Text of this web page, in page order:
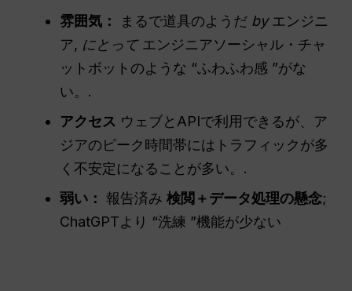
雰囲気：
まるで道具のようだ byエンジニ
ア, にとってエンジニアソーシャル・チャ
ットボットのような “ふわふわ感 ”がな
い。.
アクセス ウェブとAPIで利用できるが、ア
ジアのピーク時間帯にはトラフィックが多
く不安定になることが多い。.
弱い： 報告済み検閲＋データ処理の懸念;
ChatGPTより “洗練 ”機能が少ない